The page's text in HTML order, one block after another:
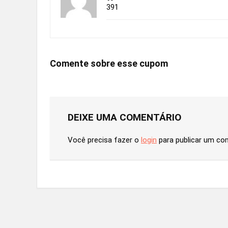
391
Comente sobre esse cupom
DEIXE UMA COMENTÁRIO
Você precisa fazer o login para publicar um